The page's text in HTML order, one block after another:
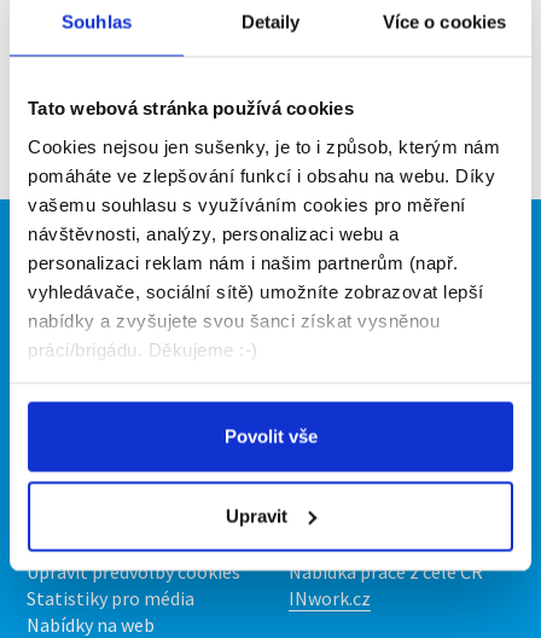
Souhlas Detaily Více o cookies
Tato webová stránka používá cookies
Cookies nejsou jen sušenky, je to i způsob, kterým nám
pomáháte ve zlepšování funkcí i obsahu na webu. Díky
vašemu souhlasu s využíváním cookies pro měření
návštěvnosti, analýzy, personalizaci webu a
personalizaci reklam nám i našim partnerům (např.
vyhledávače, sociální sítě) umožníte zobrazovat lepší
nabídky a zvyšujete svou šanci získat vysněnou
práci/brigádu. Děkujeme :-)
Povolit vše
Upravit
Přidat do oblíbených
Zpět
Brigádníci
Články
Hledané brigády
Firmy
Vložit inzerát
Ceník
Kontakt
Podmínky
Upravit předvolby cookies
Statistiky pro média
Nabídky na web
Naše další projekty
Mobilní aplikace
Fajn brigády
Nabídka práce z celé ČR
INwork.cz